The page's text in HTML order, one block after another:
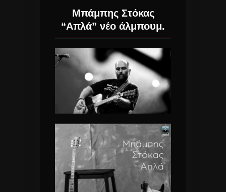
Μπάμπης Στόκας
“Απλά” νέο άλμπουμ.